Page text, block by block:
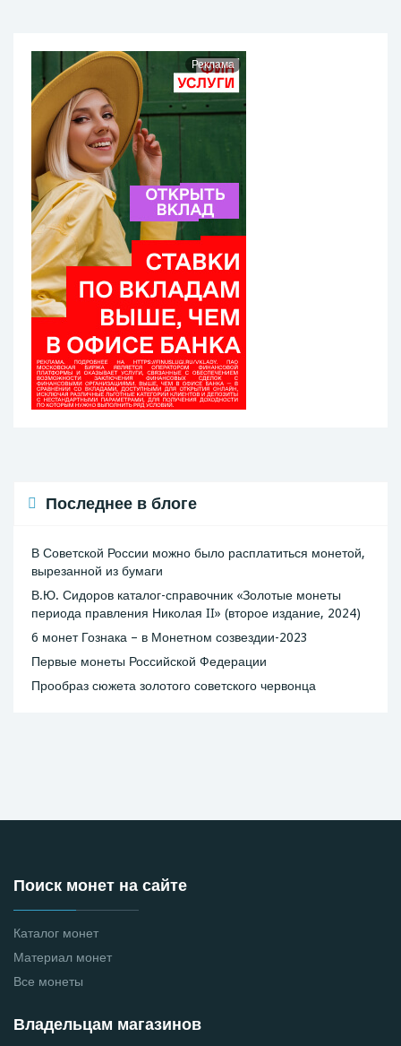
Реклама
Последнее в блоге
В Советской России можно было расплатиться монетой,
вырезанной из бумаги
В.Ю. Сидоров каталог-справочник «Золотые монеты
периода правления Николая II» (второе издание, 2024)
6 монет Гознака – в Монетном созвездии-2023
Первые монеты Российской Федерации
Прообраз сюжета золотого советского червонца
Поиск монет на сайте
Каталог монет
Материал монет
Все монеты
Владельцам магазинов